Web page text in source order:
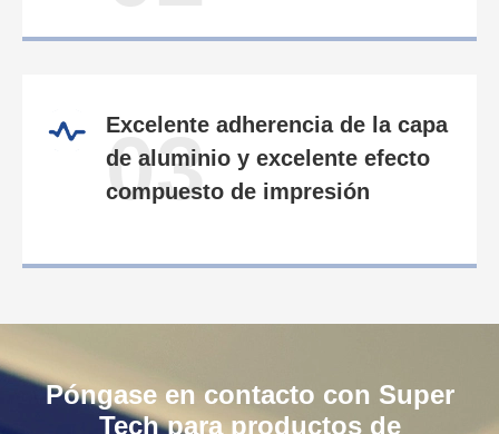
Excelente adherencia de la capa
de aluminio y excelente efecto
compuesto de impresión
03
Póngase en contacto con Super
Tech para productos de